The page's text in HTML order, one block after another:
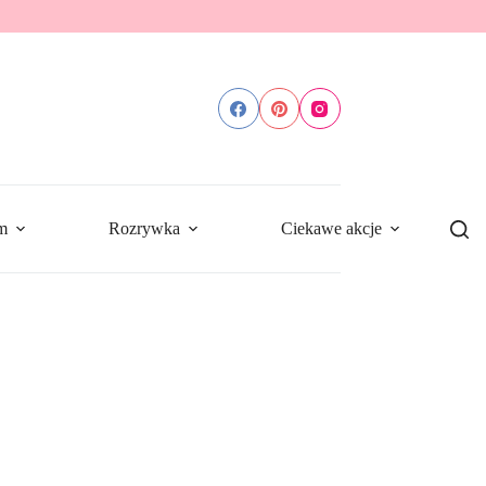
Rozrywka Ciekawe akcje